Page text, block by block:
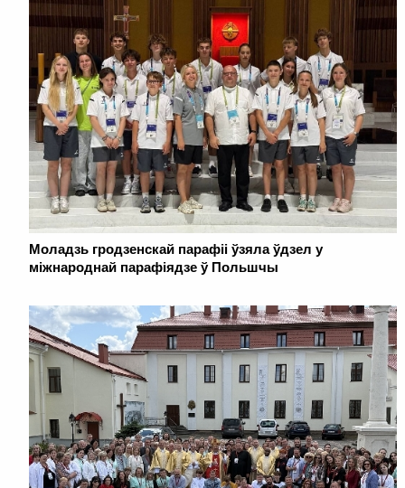
Моладзь гродзенскай парафіі ўзяла ўдзел у
міжнароднай парафіядзе ў Польшчы